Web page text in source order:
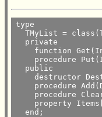
type
TMyList =
  private
function
procedure
  public
destructor
procedure
procedure
property
  end;